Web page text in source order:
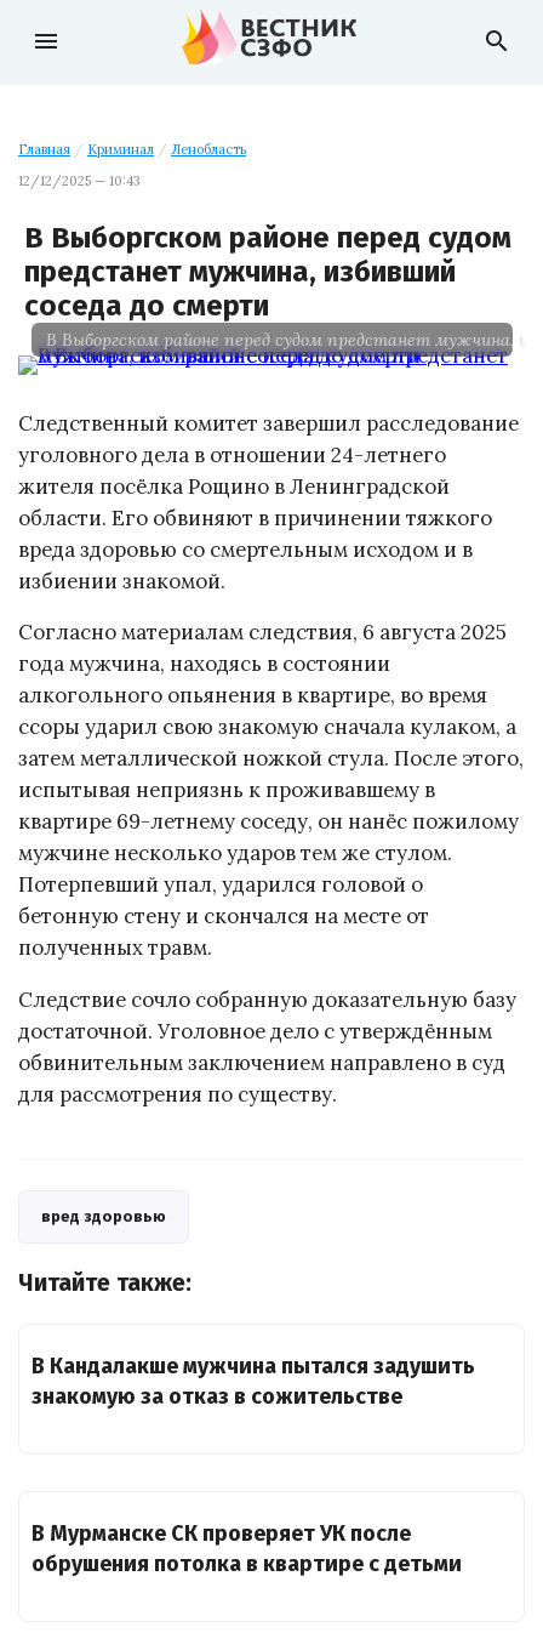
menu search
Главная / Криминал / Ленобласть
12/12/2025 — 10:43
В Выборгском районе перед судом
предстанет мужчина, избивший
соседа до смерти
В Выборгском районе перед судом предстанет мужчина,
Следственный комитет завершил расследование
уголовного дела в отношении 24-летнего
жителя посёлка Рощино в Ленинградской
области. Его обвиняют в причинении тяжкого
вреда здоровью со смертельным исходом и в
избиении знакомой.
Согласно материалам следствия, 6 августа 2025
года мужчина, находясь в состоянии
алкогольного опьянения в квартире, во время
ссоры ударил свою знакомую сначала кулаком, а
затем металлической ножкой стула. После этого,
испытывая неприязнь к проживавшему в
квартире 69-летнему соседу, он нанёс пожилому
мужчине несколько ударов тем же стулом.
Потерпевший упал, ударился головой о
бетонную стену и скончался на месте от
полученных травм.
Следствие сочло собранную доказательную базу
достаточной. Уголовное дело с утверждённым
обвинительным заключением направлено в суд
для рассмотрения по существу.
вред здоровью
Читайте также:
В Кандалакше мужчина пытался задушить
знакомую за отказ в сожительстве
В Мурманске СК проверяет УК после
обрушения потолка в квартире с детьми